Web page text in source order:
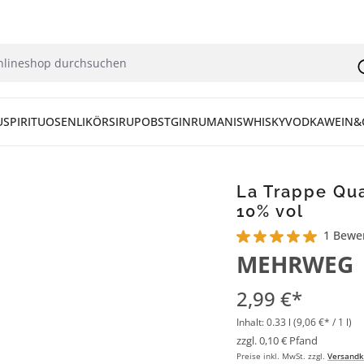
SPIRITUOSENLIKÖRSIRUPOBSTGINRUMANISWHISKYVODKA
La Trappe
10% vol
Durchschnittliche
1
MEHRWEG
2,99 €*
Inhalt:0.33 l (9,06 €* / 1 l)
zzgl. 0,10 € Pfand
Preise inkl. MwSt. zzgl.